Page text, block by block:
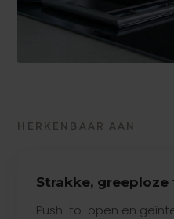
HERKENBAAR AAN
Strakke,
Push-to-open en